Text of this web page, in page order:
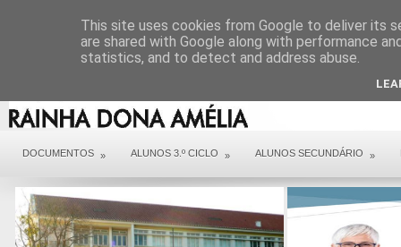
DOCUMENTOS » ALUNOS 3.º CICLO » ALUNOS SECUNDÁRIO »
This site uses cookies from Google to deliver its
are shared with Google along with performance
statistics, and to detect and address abuse.